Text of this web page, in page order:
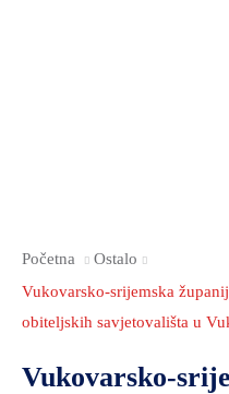
Početna
Ostalo
Vukovarsko-srijemska
obiteljskih savjetovališta u
Vukovarsko-